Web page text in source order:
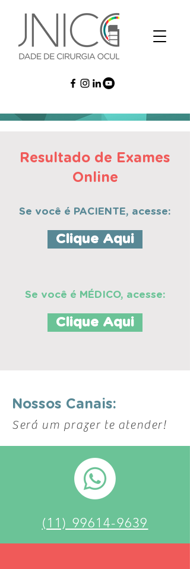
Resultado de Exames
Online
Se você é PACIENTE, acesse:
Clique Aqui
Se você é MÉDICO, acesse:
Clique Aqui
Nossos Canais:
Será um prazer te atender!
(11) 99614-9639